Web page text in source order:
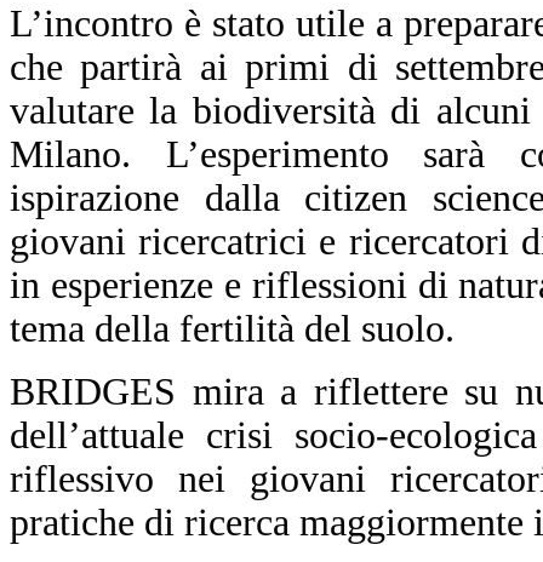
L’incontro è stato utile a
che partirà ai primi di
valutare la biodiversità di
Milano. L’esperimento sarà
ispirazione dalla citizen
giovani ricercatrici e ricercatori
in esperienze e riflessioni di
tema della fertilità del suolo.
BRIDGES mira a riflettere su
dell’attuale crisi socio-
riflessivo nei giovani
pratiche di ricerca maggiormente